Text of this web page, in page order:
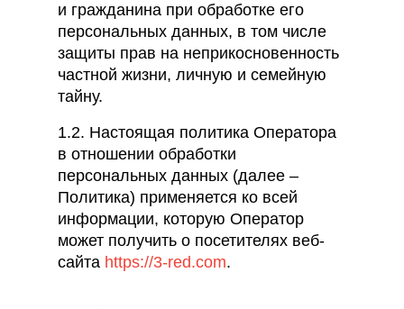
и гражданина при обработке его
персональных данных, в том числе
защиты прав на неприкосновенность
частной жизни, личную и семейную
тайну.
1.2. Настоящая политика Оператора
в отношении обработки
персональных данных (далее –
Политика) применяется ко всей
информации, которую Оператор
может получить о посетителях веб-
сайта https://3-red.com.